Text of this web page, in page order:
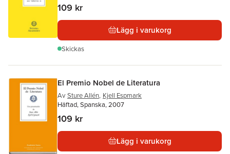
109 kr
Lägg i varukorg
Skickas
El Premio Nobel de Literatura
Av Sture Allén, Kjell Espmark
Häftad, Spanska, 2007
109 kr
Lägg i varukorg